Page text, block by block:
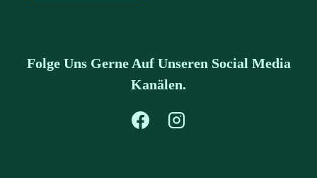
Folge Uns Gerne Auf Unseren Social Media
Kanälen.